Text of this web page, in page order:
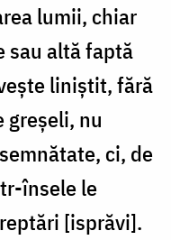
lumii, chiar
sau altă faptă
liniștit, fără
greșeli, nu
ci, de
însele le
[isprăvi].